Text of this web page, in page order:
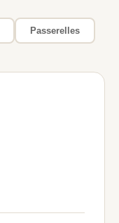
Passerelles